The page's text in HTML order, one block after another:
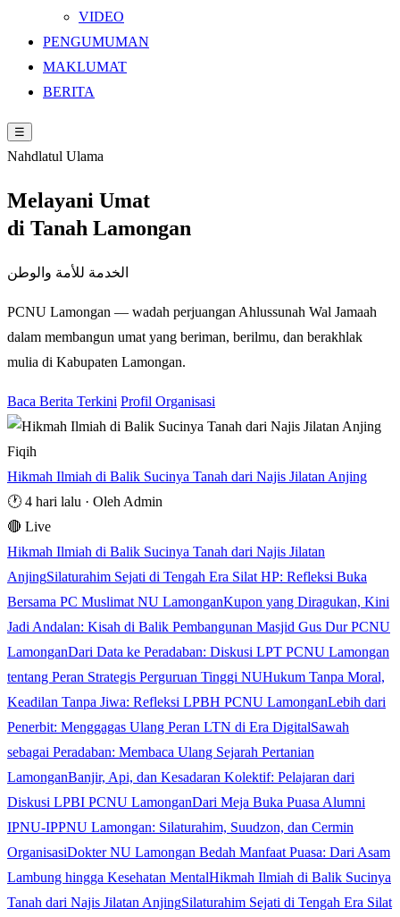
VIDEO
PENGUMUMAN
MAKLUMAT
BERITA
☰
Nahdlatul Ulama
Melayani Umat
di Tanah Lamongan
الخدمة للأمة والوطن
PCNU Lamongan — wadah perjuangan Ahlussunah Wal Jamaah
dalam membangun umat yang beriman, berilmu, dan berakhlak
mulia di Kabupaten Lamongan.
Baca Berita Terkini Profil Organisasi
Fiqih
Hikmah Ilmiah di Balik Sucinya Tanah dari Najis Jilatan Anjing
🕐 4 hari lalu · Oleh Admin
🔴 Live
Hikmah Ilmiah di Balik Sucinya Tanah dari Najis Jilatan
AnjingSilaturahim Sejati di Tengah Era Silat HP: Refleksi Buka
Bersama PC Muslimat NU LamonganKupon yang Diragukan, Kini
Jadi Andalan: Kisah di Balik Pembangunan Masjid Gus Dur PCNU
LamonganDari Data ke Peradaban: Diskusi LPT PCNU Lamongan
tentang Peran Strategis Perguruan Tinggi NUHukum Tanpa Moral,
Keadilan Tanpa Jiwa: Refleksi LPBH PCNU LamonganLebih dari
Penerbit: Menggagas Ulang Peran LTN di Era DigitalSawah
sebagai Peradaban: Membaca Ulang Sejarah Pertanian
LamonganBanjir, Api, dan Kesadaran Kolektif: Pelajaran dari
Diskusi LPBI PCNU LamonganDari Meja Buka Puasa Alumni
IPNU-IPPNU Lamongan: Silaturahim, Suudzon, dan Cermin
OrganisasiDokter NU Lamongan Bedah Manfaat Puasa: Dari Asam
Lambung hingga Kesehatan MentalHikmah Ilmiah di Balik Sucinya
Tanah dari Najis Jilatan AnjingSilaturahim Sejati di Tengah Era Silat